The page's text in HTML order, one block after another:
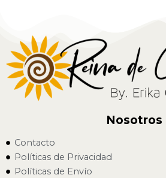
Nosotros
Contacto
Políticas de Privacidad
Políticas de Envío